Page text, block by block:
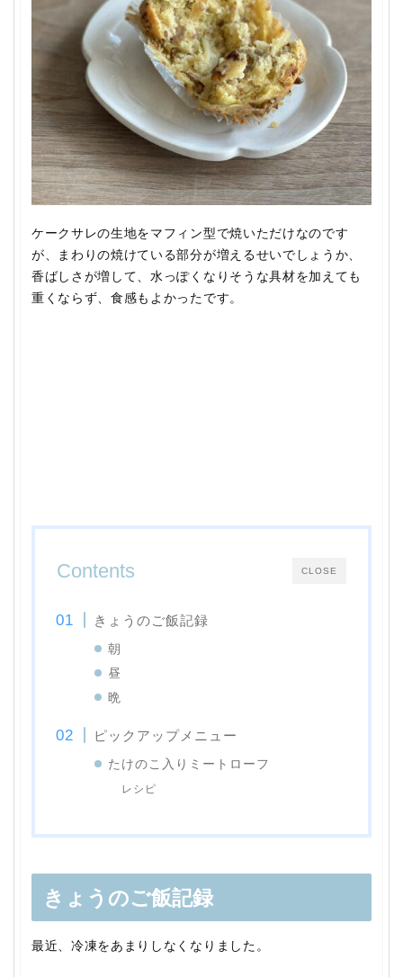
ケークサレの生地をマフィン型で焼いただけなのです
が、まわりの焼けている部分が増えるせいでしょうか、
香ばしさが増して、水っぽくなりそうな具材を加えても
重くならず、食感もよかったです。
CLOSE
Contents
きょうのご飯記録
朝
昼
晩
ピックアップメニュー
たけのこ入りミートローフ
レシピ
きょうのご飯記録
最近、冷凍をあまりしなくなりました。